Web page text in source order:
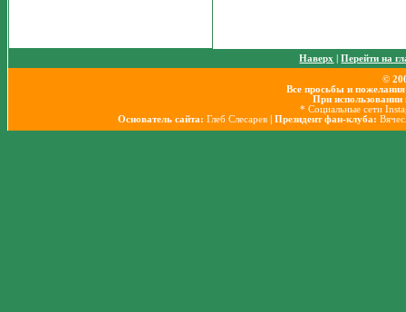
Наверх |Перейти на
©
Все просьбы и
При использовании
* Социальные сети
Основатель сайта: Глеб Слесарев | Президент фан-клуба: